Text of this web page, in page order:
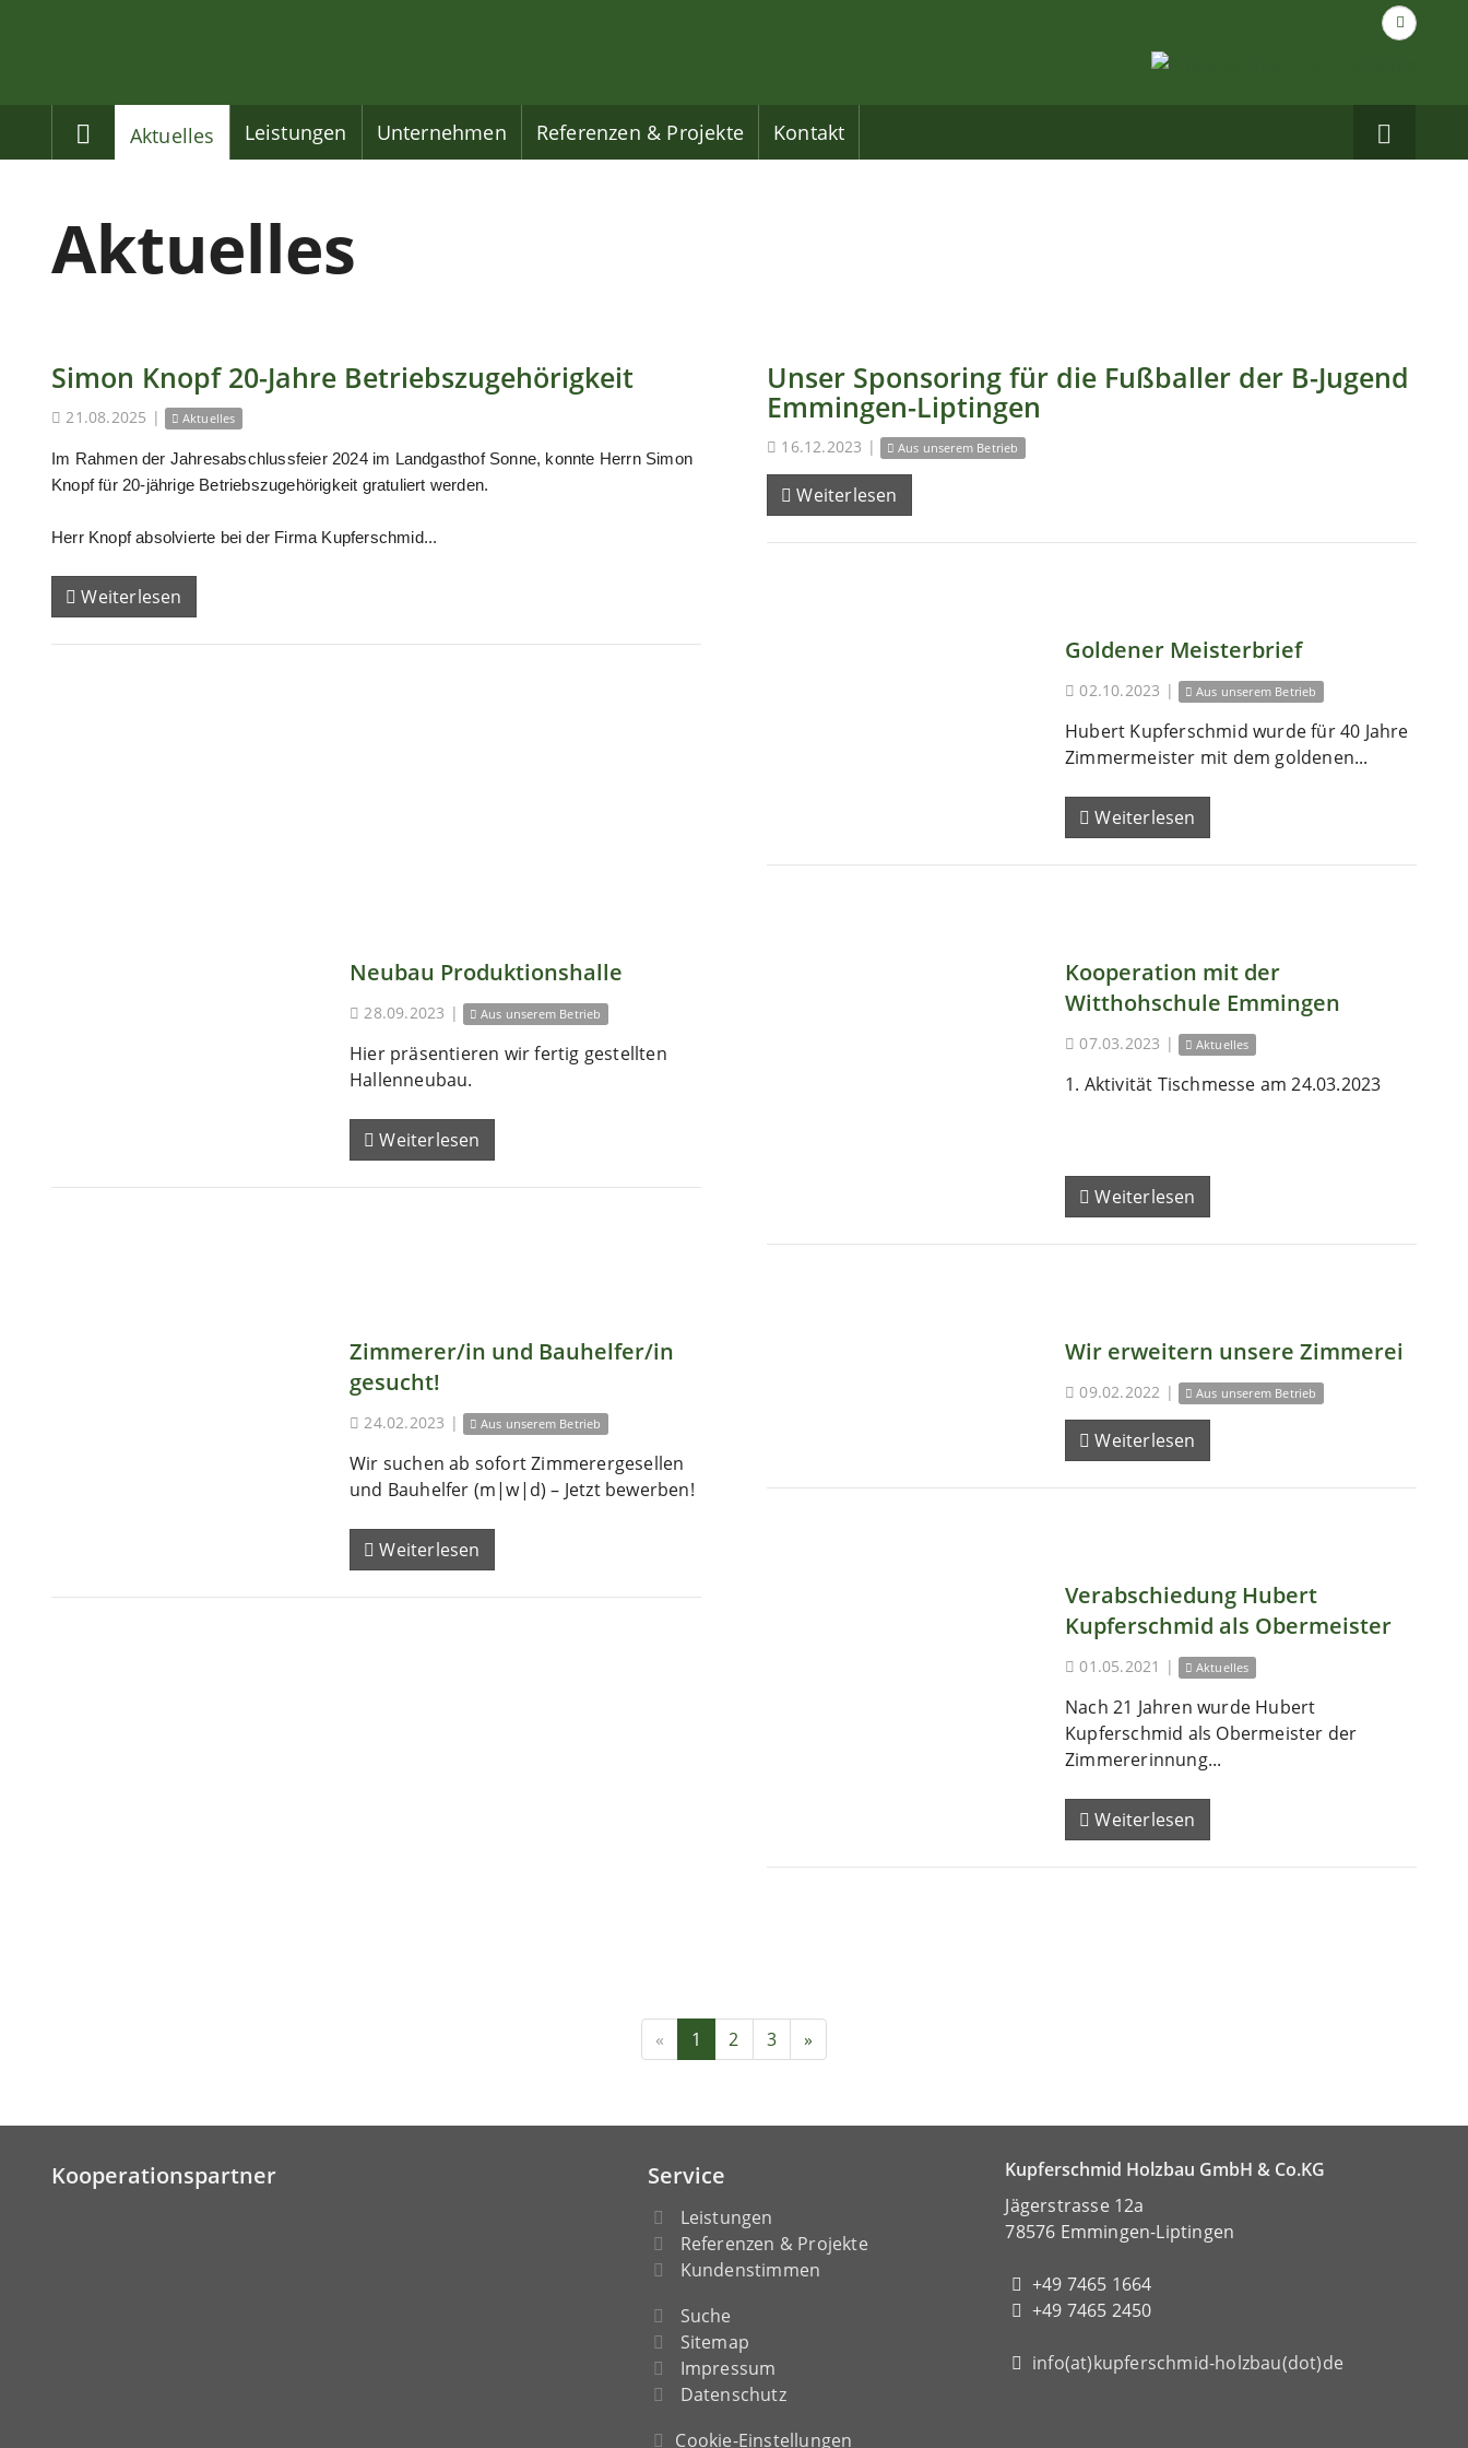
Suche
nach...
Home
Aktuelles Leistungen Unternehmen Referenzen & Projekte Kontakt
auf
Aktuelles
Simon Knopf 20-Jahre Betriebszugehörigkeit
21.08.2025 | Aktuelles
Im Rahmen der Jahresabschlussfeier 2024 im Landgasthof Sonne, konnte Herrn Simon
Knopf für 20-jährige Betriebszugehörigkeit gratuliert werden.
Herr Knopf absolvierte bei der Firma Kupferschmid...
Weiterlesen
Unser Sponsoring für die Fußballer der B-Jugend
Emmingen-Liptingen
16.12.2023 | Aus unserem Betrieb
Weiterlesen
Goldener Meisterbrief
02.10.2023 | Aus unserem Betrieb
Hubert Kupferschmid wurde für 40 Jahre
Zimmermeister mit dem goldenen...
Weiterlesen
Neubau Produktionshalle
28.09.2023 | Aus unserem Betrieb
Hier präsentieren wir fertig gestellten
Hallenneubau.
Weiterlesen
Kooperation mit der
Witthohschule Emmingen
07.03.2023 | Aktuelles
1. Aktivität Tischmesse am 24.03.2023
Weiterlesen
Zimmerer/in und Bauhelfer/in
gesucht!
24.02.2023 | Aus unserem Betrieb
Wir suchen ab sofort Zimmerergesellen
und Bauhelfer (m|w|d) – Jetzt bewerben!
Weiterlesen
Wir erweitern unsere Zimmerei
09.02.2022 | Aus unserem Betrieb
Weiterlesen
Verabschiedung Hubert
Kupferschmid als Obermeister
01.05.2021 | Aktuelles
Nach 21 Jahren wurde Hubert
Kupferschmid als Obermeister der
Zimmererinnung...
Weiterlesen
« 1 2 3 »
Kooperationspartner Service
Leistungen
Referenzen & Projekte
Kundenstimmen
Suche
Sitemap
Impressum
Datenschutz
Cookie-Einstellungen
Kupferschmid Holzbau GmbH & Co.KG
Jägerstrasse 12a
78576 Emmingen-Liptingen
+49 7465 1664
+49 7465 2450
info(at)kupferschmid-holzbau(dot)de